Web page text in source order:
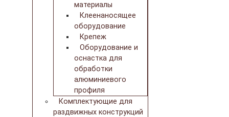
материалы
Клеенаносящее
оборудование
Крепеж
Оборудование и
оснастка для
обработки
алюминиевого
профиля
Комплектующие для
раздвижных конструкций